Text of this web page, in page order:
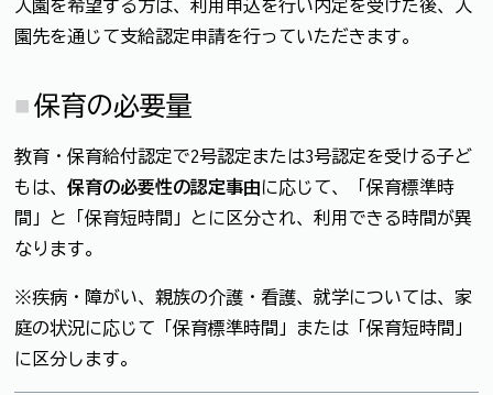
入園を希望する方は、利用申込を行い内定を受けた後、入
園先を通じて支給認定申請を行っていただきます。
保育の必要量
教育・保育給付認定で2号認定または3号認定を受ける子ど
もは、 保育の必要性の認定事由に応じて、「保育標準時
間」と「保育短時間」とに区分され、利用できる時間が異
なります。
※疾病・障がい、親族の介護・看護、就学については、家
庭の状況に応じて「保育標準時間」または「保育短時間」
に区分します。